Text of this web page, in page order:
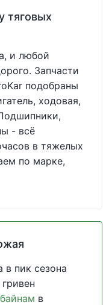
тяговых
и любой
Запчасти
подобраны
ходовая,
- всё
в тяжелых
по марке,
в пик сезона
в